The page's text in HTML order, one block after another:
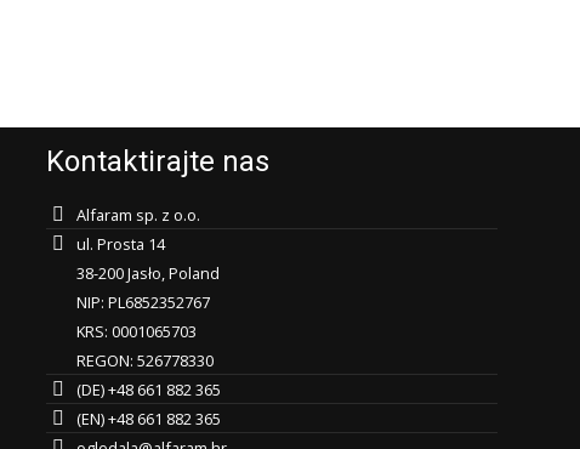
Kontaktirajte nas
Alfaram sp. z o.o.
ul. Prosta 14
38-200 Jasło, Poland
NIP: PL6852352767
KRS: 0001065703
REGON: 526778330
(DE) +48 661 882 365
(EN) +48 661 882 365